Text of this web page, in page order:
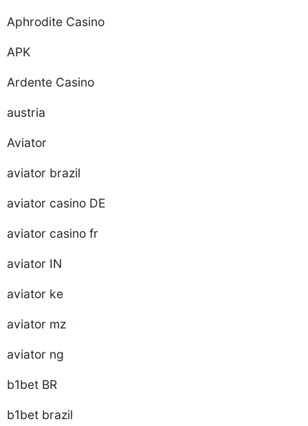
Aphrodite Casino
APK
Ardente Casino
austria
Aviator
aviator brazil
aviator casino DE
aviator casino fr
aviator IN
aviator ke
aviator mz
aviator ng
b1bet BR
b1bet brazil